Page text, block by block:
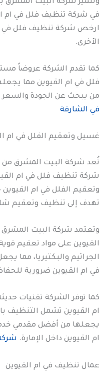
في شركة تنظيف فلل في ام
ارخص شركة تنظيف فلل في
الأخرى.
كما تقدم الشركة عروضاً
فلل في ام القيوين مما
من يبحث عن الجودة
في الشارقة
غسيل وتعقيم الفلل في ام
تُعد شركة البيت المشرق
شركة تنظيف فلل في ام
وتعقيم الفلل في ام
تهدف إلى تنظيف وتعقيم
وتعتمد شركة البيت
القيوين على مواد تعقيم
الجراثيم والبكتيريا، مما
في ام القيوين ضرورية
كما توفر الشركة تقنيات
ام القيوين تشمل التنظيف
يجعلها من أفضل مقدمي
ام القيوين داخل الإمارة.
عمال تنظيف في ام القيوين